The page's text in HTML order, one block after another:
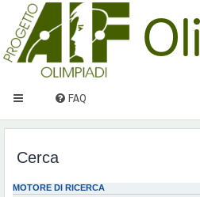
FAQ
Cerca
MOTORE DI RICERCA